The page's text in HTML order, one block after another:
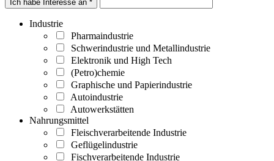
Ich habe Interesse an *
Industrie
Pharmaindustrie
Schwerindustrie und Metallindustrie
Elektronik und High Tech
(Petro)chemie
Graphische und Papierindustrie
Autoindustrie
Autowerkstätten
Nahrungsmittel
Fleischverarbeitende Industrie
Geflügelindustrie
Fischverarbeitende Industrie